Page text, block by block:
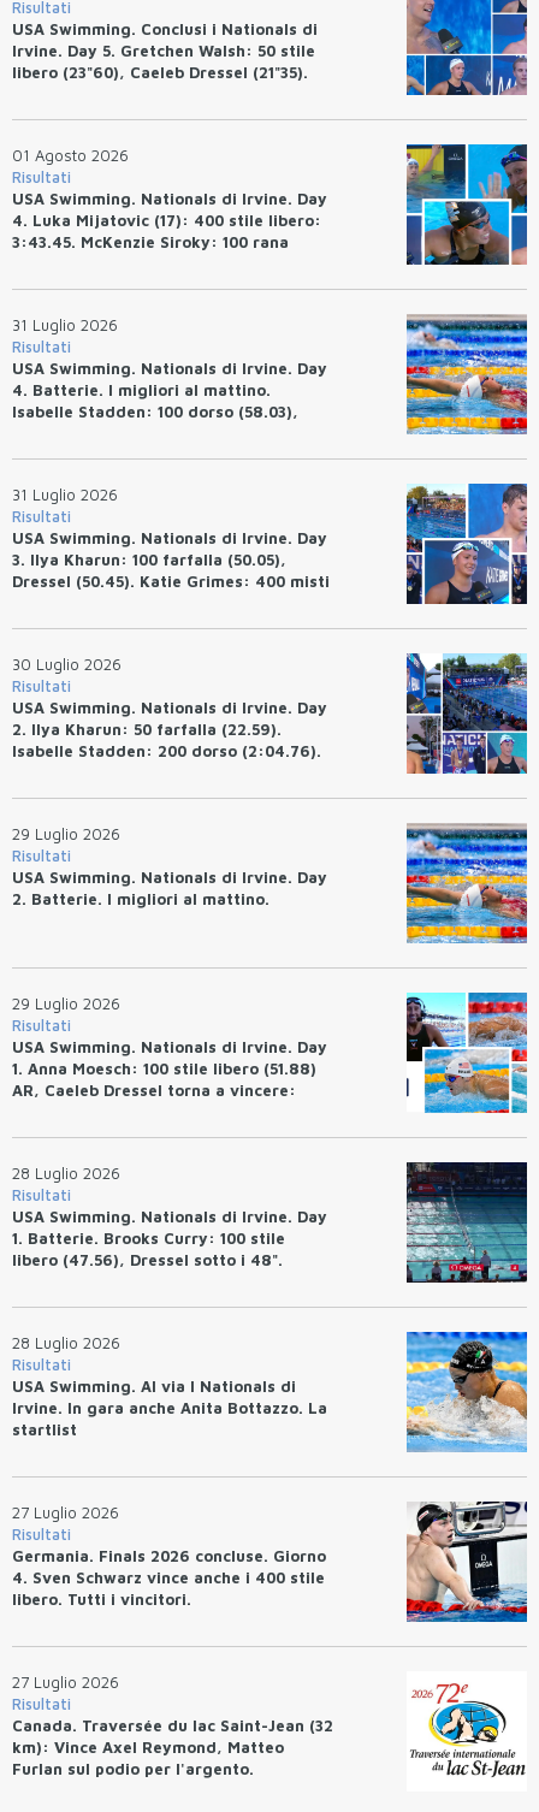
Risultati
USA Swimming. Conclusi i Nationals di
Irvine. Day 5. Gretchen Walsh: 50 stile
libero (23"60), Caeleb Dressel (21"35).
01 Agosto 2026
Risultati
USA Swimming. Nationals di Irvine. Day
4. Luka Mijatovic (17): 400 stile libero:
3:43.45. McKenzie Siroky: 100 rana
Avakov: 100 rana (58.87).
31 Luglio 2026
Risultati
USA Swimming. Nationals di Irvine. Day
4. Batterie. I migliori al mattino.
Isabelle Stadden: 100 dorso (58.03),
tempo.
31 Luglio 2026
Risultati
USA Swimming. Nationals di Irvine. Day
3. Ilya Kharun: 100 farfalla (50.05),
Dressel (50.45). Katie Grimes: 400 misti
Bottazzo terza nei 50 rana (30.51)
30 Luglio 2026
Risultati
USA Swimming. Nationals di Irvine. Day
2. Ilya Kharun: 50 farfalla (22.59).
Isabelle Stadden: 200 dorso (2:04.76).
29 Luglio 2026
Risultati
USA Swimming. Nationals di Irvine. Day
2. Batterie. I migliori al mattino.
29 Luglio 2026
Risultati
USA Swimming. Nationals di Irvine. Day
1. Anna Moesch: 100 stile libero (51.88)
AR, Caeleb Dressel torna a vincere:
28 Luglio 2026
Risultati
USA Swimming. Nationals di Irvine. Day
1. Batterie. Brooks Curry: 100 stile
libero (47.56), Dressel sotto i 48".
28 Luglio 2026
Risultati
USA Swimming. Al via I Nationals di
Irvine. In gara anche Anita Bottazzo. La
startlist
27 Luglio 2026
Risultati
Germania. Finals 2026 concluse. Giorno
4. Sven Schwarz vince anche i 400 stile
libero. Tutti i vincitori.
27 Luglio 2026
Risultati
Canada. Traversée du lac Saint-Jean (32
km): Vince Axel Reymond, Matteo
Furlan sul podio per l'argento.